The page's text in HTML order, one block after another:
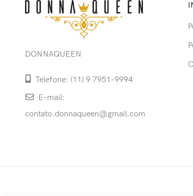
DONNAQUEEN
Telefone: (11) 9 7951-9994
E-mail:
contato.donnaqueen@gmail.com